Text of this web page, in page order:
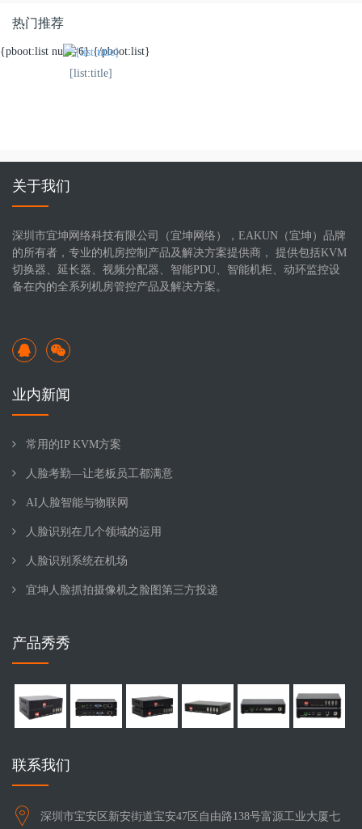
热门推荐
{pboot:list num=6}
[list:title]
{/pboot:list}
关于我们
深圳市宜坤网络科技有限公司（宜坤网络），EAKUN（宜坤）品牌
的所有者，专业的机房控制产品及解决方案提供商， 提供包括KVM
切换器、延长器、视频分配器、智能PDU、智能机柜、动环监控设
备在内的全系列机房管控产品及解决方案。
业内新闻
常用的IP KVM方案
人脸考勤—让老板员工都满意
AI人脸智能与物联网
人脸识别在几个领域的运用
人脸识别系统在机场
宜坤人脸抓拍摄像机之脸图第三方投递
产品秀秀
联系我们
深圳市宝安区新安街道宝安47区自由路138号富源工业大厦七